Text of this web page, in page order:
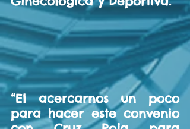
“El acercarnos un poco
para hacer este convenio